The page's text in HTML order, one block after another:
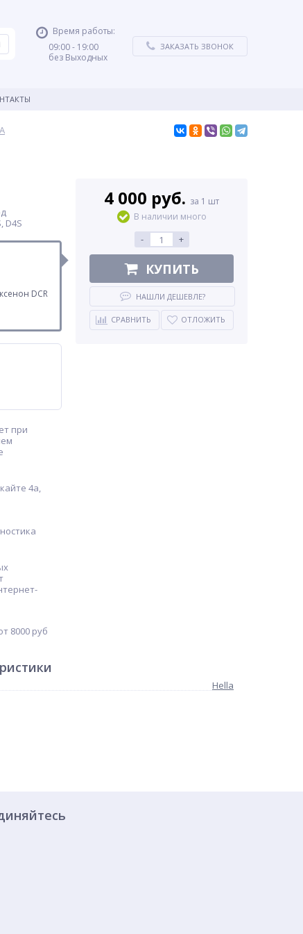
Время работы:
09:00 - 19:00
без Выходных
ЗАКАЗАТЬ ЗВОНОК
D4S
DCR
при
4а,
8000 руб
4 000 руб. за 1 шт
В наличии много
- +
КУПИТЬ
НАШЛИ ДЕШЕВЛЕ?
СРАВНИТЬ ОТЛОЖИТЬ
Hella